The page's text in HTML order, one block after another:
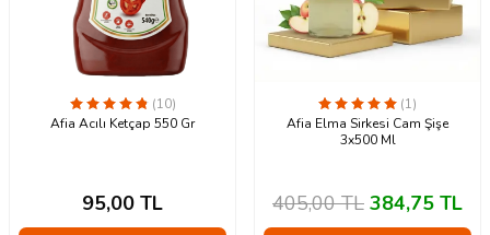
(10)
Afia Acılı Ketçap 550 Gr
95,00 TL
(1)
Afia Elma Sirkesi Cam Şişe
3x500 Ml
405,00TL 384,75 TL